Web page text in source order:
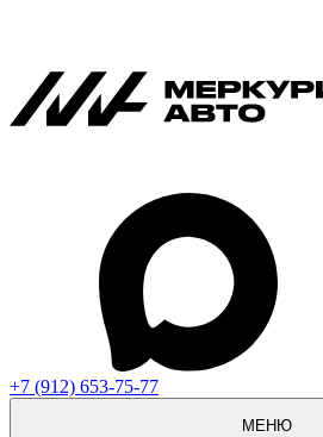
+7 (912) 653-75-77
МЕНЮ